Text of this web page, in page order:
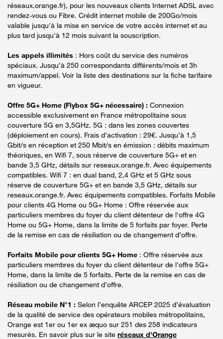
réseaux.orange.fr), pour les nouveaux clients Internet ADSL avec
rendez-vous ou Fibre. Crédit internet mobile de 200Go/mois
valable jusqu'à la mise en service de votre accès internet et au
plus tard jusqu'à 12 mois suivant la souscription.
Les appels illimités : Hors coût du service des numéros
spéciaux. Jusqu’à 250 correspondants différents/mois et 3h
maximum/appel. Voir la liste des destinations sur la fiche tarifaire
en vigueur.
Offre 5G+ Home (Flybox 5G+ nécessaire) : Connexion
accessible exclusivement en France métropolitaine sous
couverture 5G en 3,5GHz. 5G : dans les zones couvertes
(déploiement en cours). Frais d’activation : 29€. Jusqu’à 1,5
Gbit/s en réception et 250 Mbit/s en émission : débits maximum
théoriques, en Wifi 7, sous réserve de couverture 5G+ et en
bande 3,5 GHz, détails sur reseaux.orange.fr. Avec équipements
compatibles. Wifi 7 : en dual band, 2,4 GHz et 5 GHz sous
réserve de couverture 5G+ et en bande 3,5 GHz, détails sur
reseaux.orange.fr. Avec équipements compatibles. Forfaits Mobile
pour clients 4G Home ou 5G+ Home : Offre réservée aux
particuliers membres du foyer du client détenteur de l'offre 4G
Home ou 5G+ Home, dans la limite de 5 forfaits par foyer. Perte
de la remise en cas de résiliation ou de changement d’offre.
Forfaits Mobile pour clients 5G+ Home : Offre réservée aux
particuliers membres du foyer du client détenteur de l'offre 5G+
Home, dans la limite de 5 forfaits. Perte de la remise en cas de
résiliation ou de changement d’offre.
Réseau mobile N°1 : Selon l’enquête ARCEP 2025 d’évaluation
de la qualité de service des opérateurs mobiles métropolitains,
Orange est 1er ou 1er ex æquo sur 251 des 258 indicateurs
mesurés. En savoir plus sur le site réseaux d'Orange